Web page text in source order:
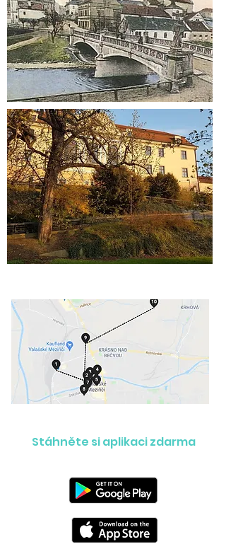
Stáhněte si aplikaci zdarma